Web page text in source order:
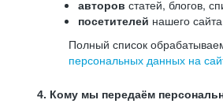
авторов статей, блогов,
посетителей нашего
Полный список
персональных данных на
4. Кому мы передаём